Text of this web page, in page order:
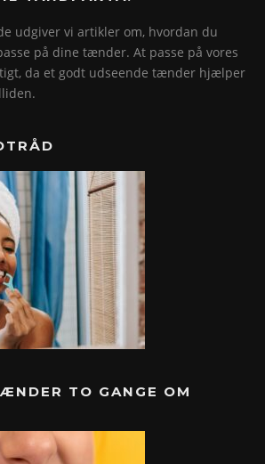
udgiver vi artikler om, hvordan du
på dine tænder. At passe på vores
da et godt udseende tænder hjælper
TO GANGE OM